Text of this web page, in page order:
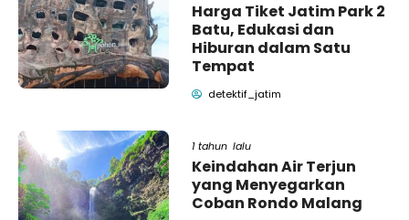
Harga Tiket Jatim Park 2
Batu, Edukasi dan
Hiburan dalam Satu
Tempat
detektif_jatim
1 tahun lalu
Keindahan Air Terjun
yang Menyegarkan
Coban Rondo Malang